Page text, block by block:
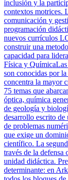
inclusión y la
contextos motrices.
comunicación y
programación
nuevos currículos
construir una
capacidad para
Física y Química
son conocidas por
concentra la mayor
75 temas que
óptica, química
de geología y
desarrollo escrito de
de problemas
que exige un
científico. La
través de la defensa
unidad didáctica.
determinante: en